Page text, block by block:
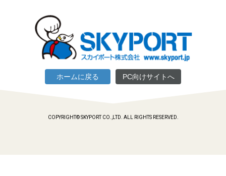
ホームに戻る PC向けサイトへ
COPYRIGHT© SKYPORT CO.,LTD. ALL RIGHTS RESERVED.